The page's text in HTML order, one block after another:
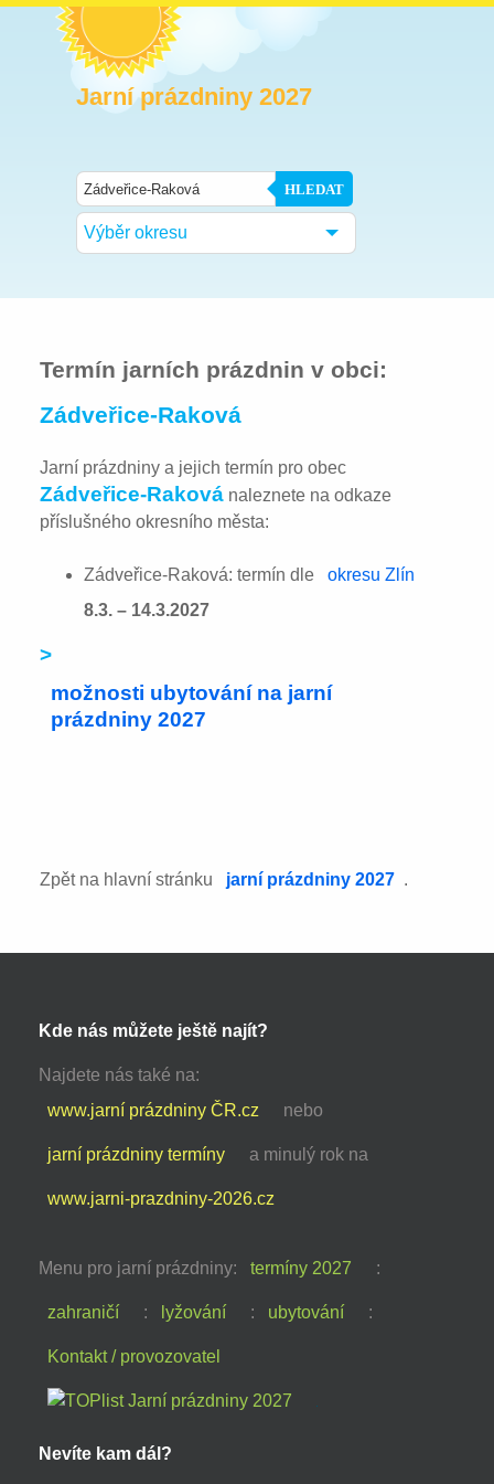
Jarní prázdniny 2027
HLEDAT
Výběr okresu
Termín jarních prázdnin v obci:
Zádveřice-Raková
Jarní prázdniny a jejich termín pro obec
Zádveřice-Raková naleznete na odkaze
příslušného okresního města:
Zádveřice-Raková: termín dle
okresu Zlín
8.3. – 14.3.2027
>
možnosti ubytování na jarní
prázdniny 2027
Zpět na hlavní stránku jarní prázdniny 2027 .
Kde nás můžete ještě najít?
Najdete nás také na:
www.jarní prázdniny ČR.cz
nebo
jarní prázdniny termíny a minulý rok na
www.jarni-prazdniny-2026.cz
Menu pro jarní prázdniny: termíny 2027 :
zahraničí : lyžování : ubytování :
Kontakt / provozovatel
Nevíte kam dál?